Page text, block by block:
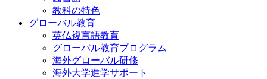
教科の特色
グローバル教育
英仏複言語教育
グローバル教育プログラム
海外グローバル研修
海外大学進学サポート